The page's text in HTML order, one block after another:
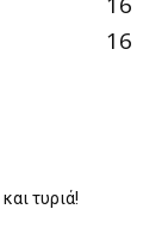
16
τυριά!